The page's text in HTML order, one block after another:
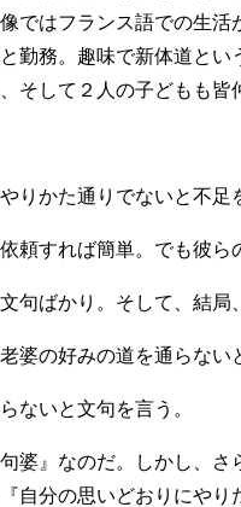
ではフランス語での生
勤務。趣味で新体道と
そして２人の子どもも
りかた通りでないと不足
頼すれば簡単。でも彼ら
句ばかり。そして、結局
婆の好みの道を通らない
ないと文句を言う。
婆』なのだ。しかし、さ
自分の思いどおりにや